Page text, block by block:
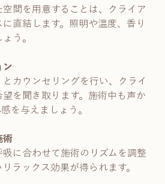
間を用意することは、クライア
直結します。照明や温度、香り
う。
ン
カウンセリングを行い、クライ
を聞き取ります。施術中も声か
を与えましょう。
術
吸に合わせて施術のリズムを調整
ラックス効果が得られます。